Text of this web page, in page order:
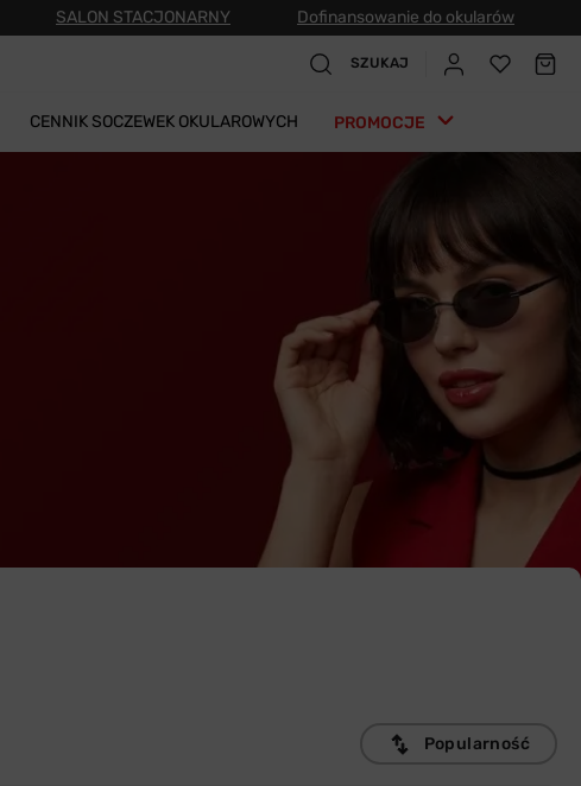
SALON STACJONARNY Dofinansowanie do okularów
SZUKAJ
CENNIK SOCZEWEK OKULAROWYCH PROMOCJE
Popularność